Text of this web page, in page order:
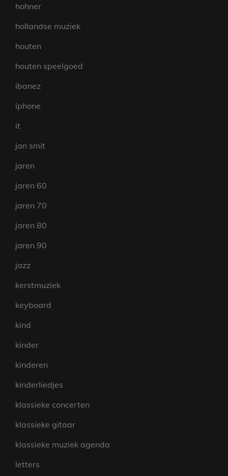
hohner
hollandse muziek
houten
houten speelgoed
ibanez
iphone
it
jan smit
jaren
jaren 60
jaren 70
jaren 80
jaren 90
jazz
kerstmuziek
keyboard
kind
kinder
kinderen
kinderliedjes
klassieke concerten
klassieke gitaar
klassieke muziek agenda
letters